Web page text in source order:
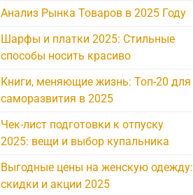
Анализ Рынка Товаров в 2025 Году
Шарфы и платки 2025: Стильные
способы носить красиво
Книги, меняющие жизнь: Топ-20 для
саморазвития в 2025
Чек-лист подготовки к отпуску
2025: вещи и выбор купальника
Выгодные цены на женскую одежду:
скидки и акции 2025